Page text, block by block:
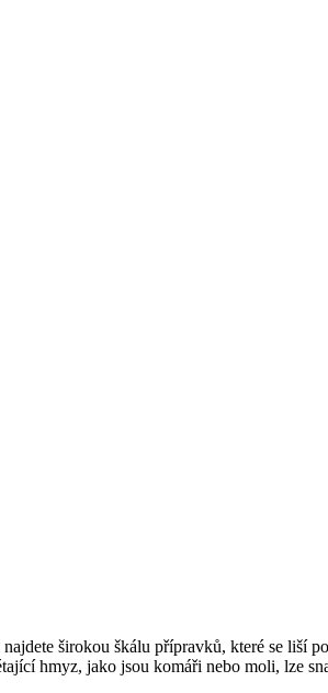
širokou škálu přípravků, které se liší
hmyz, jako jsou komáři nebo moli, lze